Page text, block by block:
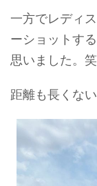
一方でレディ
ーショットす
思いました。笑
距離も長くない